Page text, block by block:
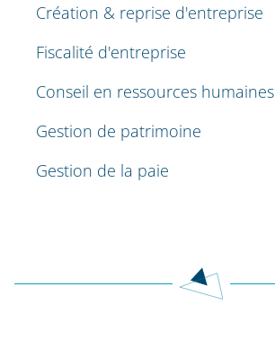
Création & reprise d'entreprise
Fiscalité d'entreprise
Conseil en ressources humaines
Gestion de patrimoine
Gestion de la paie